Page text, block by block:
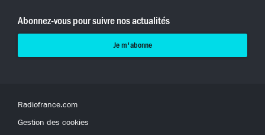
BlueskyLinkedIn
Abonnez-vous pour suivre nos actualités
Je m'abonne
Radiofrance.com
Gestion des cookies